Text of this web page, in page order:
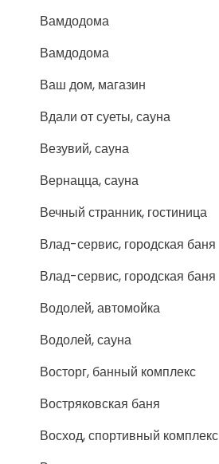
Вамдодома
Вамдодома
Ваш дом, магазин
Вдали от суеты, сауна
Везувий, сауна
Вернацца, сауна
Вечный странник, гостиница
Влад-сервис, городская баня
Влад-сервис, городская баня
Водолей, автомойка
Водолей, сауна
Восторг, банный комплекс
Востряковская баня
Восход, спортивный комплекс